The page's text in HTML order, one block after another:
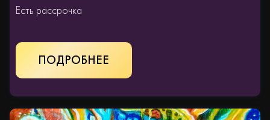
Есть рассрочка
КУПИТЬ